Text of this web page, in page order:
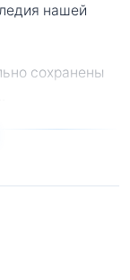
нашей
сохранены